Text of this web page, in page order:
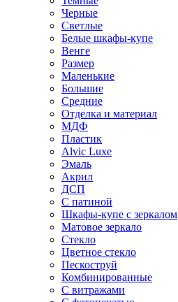
Черные
Светлые
Белые шкафы-купе
Венге
Размер
Маленькие
Большие
Средние
Отделка и материал
МДФ
Пластик
Alvic Luxe
Эмаль
Акрил
ДСП
С патиной
Шкафы-купе с зеркалом
Матовое зеркало
Стекло
Цветное стекло
Пескоструй
Комбинированные
С витражами